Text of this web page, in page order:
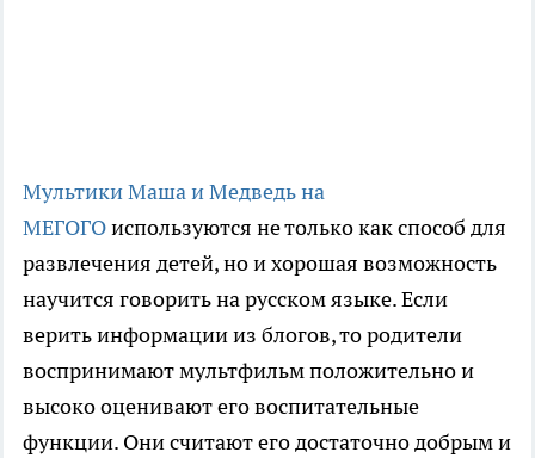
Мультики Маша и Медведь на
МЕГОГОиспользуются не только как способ для
развлечения детей, но и хорошая возможность
научится говорить на русском языке. Если
верить информации из блогов, то родители
воспринимают мультфильм положительно и
высоко оценивают его воспитательные
функции. Они считают его достаточно добрым и